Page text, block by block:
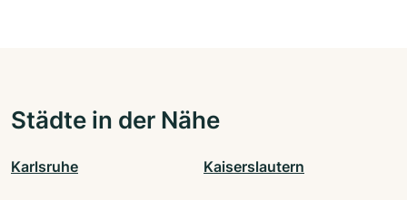
Städte in der Nähe
Karlsruhe Kaiserslautern